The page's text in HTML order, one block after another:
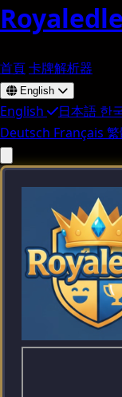
首頁卡牌解析器
English
English 日本語 한
Deutsch Français